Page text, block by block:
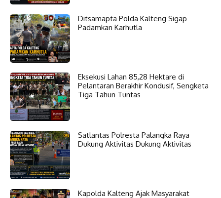
Ditsamapta Polda Kalteng Sigap
Padamkan Karhutla
Eksekusi Lahan 85,28 Hektare di
Pelantaran Berakhir Kondusif, Sengketa
Tiga Tahun Tuntas
Satlantas Polresta Palangka Raya
Dukung Aktivitas Dukung Aktivitas
Kapolda Kalteng Ajak Masyarakat